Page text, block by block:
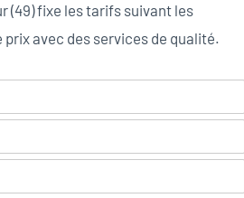
(49) fixe les tarifs suivant les
avec des services de qualité.